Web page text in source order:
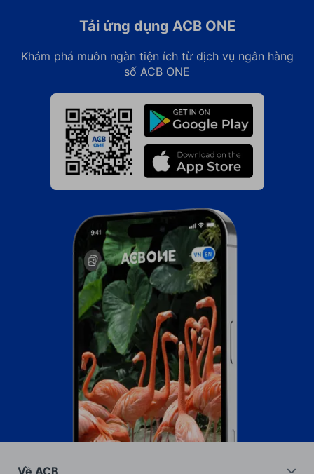
Tải ứng dụng ACB ONE
Khám phá muôn ngàn tiện ích từ dịch vụ ngân hàng
số ACB ONE
Về ACB